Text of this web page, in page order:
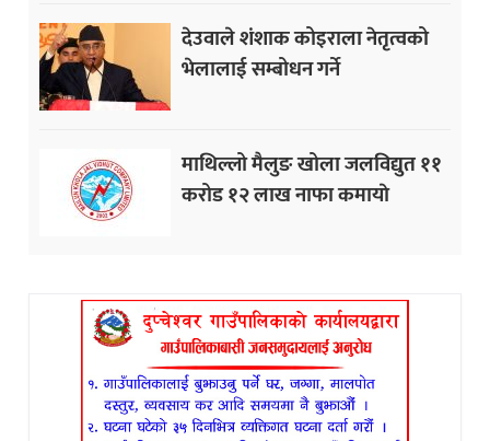
देउवाले शंशाक कोइराला नेतृत्वको
भेलालाई सम्बोधन गर्ने
माथिल्लो मैलुङ खोला जलविद्युत ११
करोड १२ लाख नाफा कमायाे